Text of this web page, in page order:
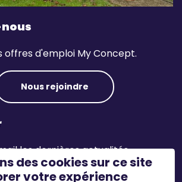
offres d'emploi My Concept.
Nous rejoindre
les dernières actualités.
des cookies sur ce site
votre expérience